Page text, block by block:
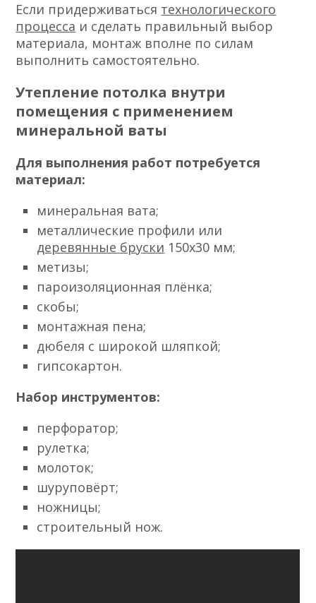
Если придерживаться технологического
процесса и сделать правильный выбор
материала, монтаж вполне по силам
выполнить самостоятельно.
Утепление потолка внутри
помещения с применением
минеральной ваты
Для выполнения работ потребуется
материал:
минеральная вата;
металлические профили или
деревянные бруски 150х30 мм;
метизы;
пароизоляционная плёнка;
скобы;
монтажная пена;
дюбеля с широкой шляпкой;
гипсокартон.
Набор инструментов:
перфоратор;
рулетка;
молоток;
шуруповёрт;
ножницы;
строительный нож.